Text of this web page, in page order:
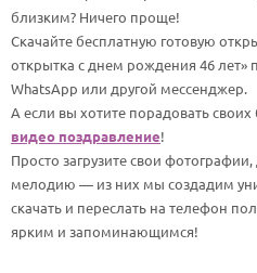
близким? Ничего проще!
Скачайте бесплатную готовую
открытка с днем рождения 46 лет»
WhatsApp или другой мессенджер.
А если вы хотите порадовать
видео поздравление!
Просто загрузите свои
мелодию — из них мы создадим
скачать и переслать на телефон
ярким и запоминающимся!